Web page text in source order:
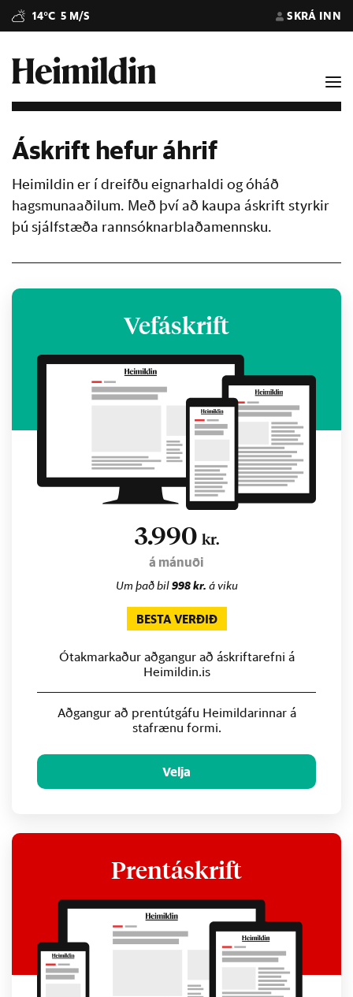
14°C 5 M/S SKRÁ INN
Áskrift hefur áhrif
Heimildin er í dreifðu eignarhaldi og óháð
hagsmunaaðilum. Með því að kaupa áskrift styrkir
þú sjálfstæða rannsóknarblaðamennsku.
Vefáskrift
3.990 kr.
á mánuði
Um það bil998 kr. á viku
BESTA VERÐIÐ
Ótakmarkaður aðgangur að áskriftarefni á
Heimildin.is
Aðgangur að prentútgáfu Heimildarinnar á
stafrænu formi.
Velja
Prentáskrift